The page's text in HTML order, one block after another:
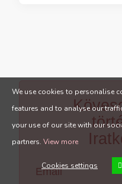
Email
We use cookies to personalise
features and to analyse our
your use of our site with our
partners. View more
Cookies settings